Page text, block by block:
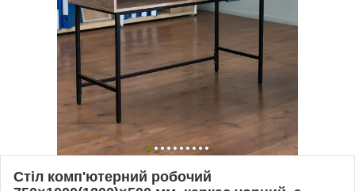
Стіл комп'ютерний робочий